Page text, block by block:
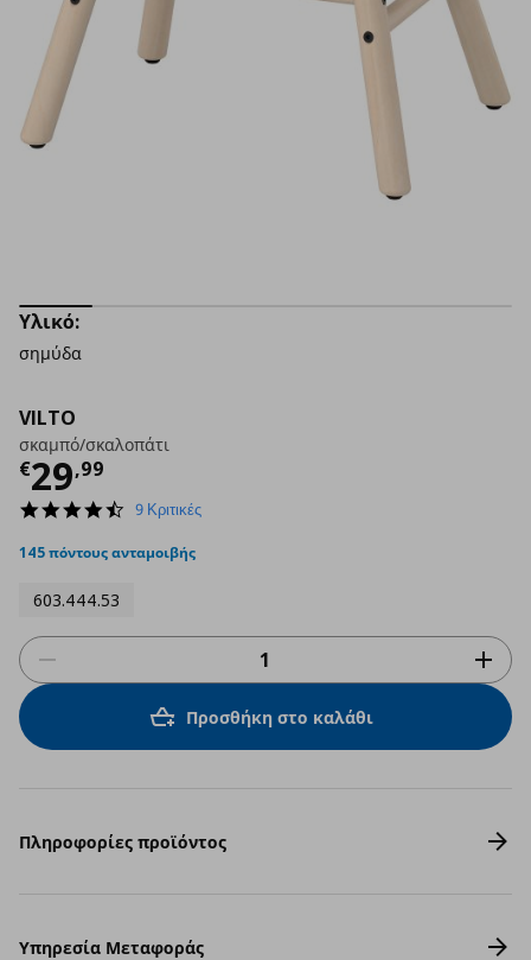
VILTO
σκαμπό/σκαλοπάτι
€29,99
Τρέχουσα τιμή
4.4
rating
9 Κριτικές
145 πόντους ανταμοιβής
603.444.53
Υλικό:
σημύδα
Προσθήκη στο καλάθι
Πληροφορίες προϊόντος
Υπηρεσία Μεταφοράς